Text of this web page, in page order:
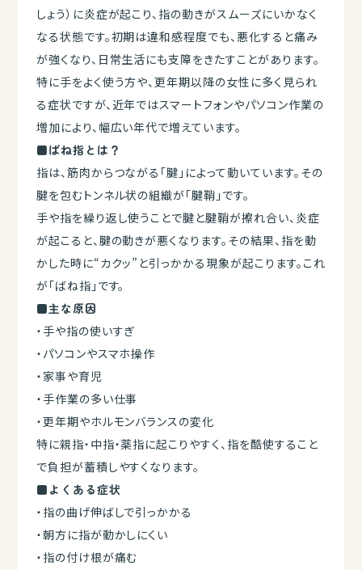
しょう）に炎症が起こり、指の動きがスムーズにいかなく
なる状態です。初期は違和感程度でも、悪化すると痛み
が強くなり、日常生活にも支障をきたすことがあります。
特に手をよく使う方や、更年期以降の女性に多く見られ
る症状ですが、近年ではスマートフォンやパソコン作業の
増加により、幅広い年代で増えています。
■ばね指とは？
指は、筋肉からつながる「腱」によって動いています。その
腱を包むトンネル状の組織が「腱鞘」です。
手や指を繰り返し使うことで腱と腱鞘が擦れ合い、炎症
が起こると、腱の動きが悪くなります。その結果、指を動
かした時に“カクッ”と引っかかる現象が起こります。これ
が「ばね指」です。
■主な原因
・手や指の使いすぎ
・パソコンやスマホ操作
・家事や育児
・手作業の多い仕事
・更年期やホルモンバランスの変化
特に親指・中指・薬指に起こりやすく、指を酷使すること
で負担が蓄積しやすくなります。
■よくある症状
・指の曲げ伸ばしで引っかかる
・朝方に指が動かしにくい
・指の付け根が痛む